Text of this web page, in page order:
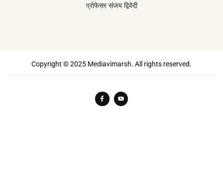
प्रोफेसर संजय द्विवेदी
Copyright © 2025 Mediavimarsh. All rights reserved.